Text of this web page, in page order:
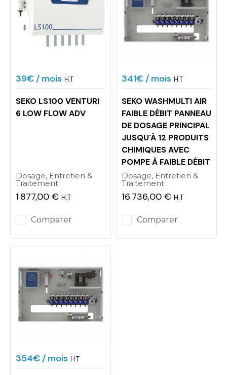
rentabilité tout en garantissant une hygiène
39€/ mois H.T
SEKO LS100 VENTURI
6 LOW FLOW ADV
Dosage, Entretien &
Traitement
1 877,00 € H.T
Comparer
341€/ mois H.T
SEKO WASHMULTI AIR
FAIBLE DÉBIT PANNEAU
DE DOSAGE PRINCIPAL
JUSQU'À 12 PRODUITS
CHIMIQUES AVEC
POMPE À FAIBLE DÉBIT
Dosage, Entretien &
Traitement
16 736,00 € H.T
Comparer
354€/ mois H.T